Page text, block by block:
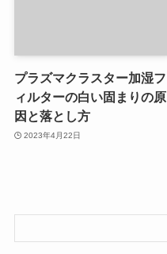
プラズマクラスター加湿フ
ィルターの白い固まりの原
因と落とし方
2023年4月22日